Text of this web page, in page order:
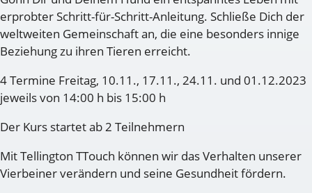
erprobter Schritt-für-Schritt-Anleitung. Schließe Dich der
weltweiten Gemeinschaft an, die eine besonders innige
Beziehung zu ihren Tieren erreicht.
4 Termine Freitag, 10.11., 17.11., 24.11. und 01.12.2023
jeweils von 14:00 h bis 15:00 h
Der Kurs startet ab 2 Teilnehmern
Mit Tellington TTouch können wir das Verhalten unserer
Vierbeiner verändern und seine Gesundheit fördern.